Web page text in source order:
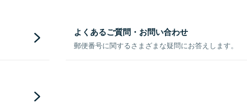
よくあるご質問・お問い合わせ
郵便番号に関するさまざまな疑問にお答えします。